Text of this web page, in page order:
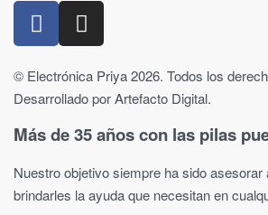
© Electrónica Priya 2026. Todos los
Desarrollado por Artefacto Digital.
Más de 35 años con las pilas
Nuestro objetivo siempre ha sido
brindarles la ayuda que necesitan en